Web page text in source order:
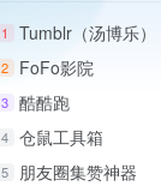
1 Tumblr（汤博乐）
2 FoFo影院
3 酷酷跑
4 仓鼠工具箱
5 朋友圈集赞神器